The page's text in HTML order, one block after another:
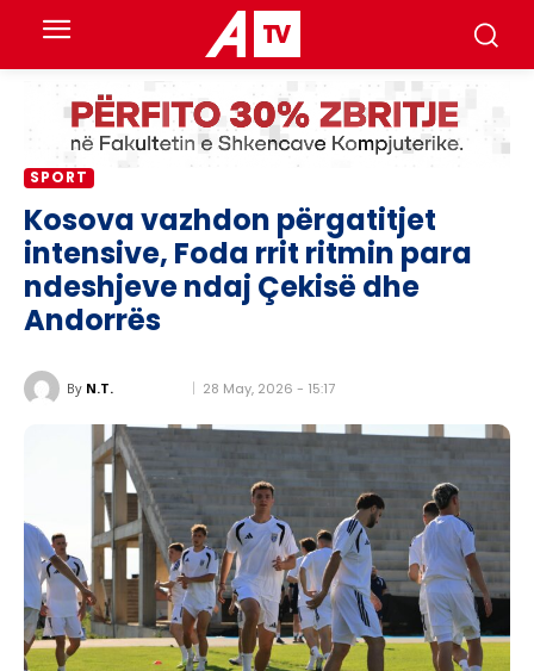
SPORT
Kosova vazhdon përgatitjet
intensive, Foda rrit ritmin para
ndeshjeve ndaj Çekisë dhe
Andorrës
By N.T. 28 May, 2026 - 15:17